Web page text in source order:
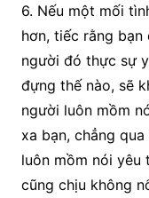
6. Nếu một mối
hơn, tiếc rằng bạn
người đó thực sự
đựng thế nào, sẽ
người luôn mồm
xa bạn, chẳng
luôn mồm nói
cũng chịu không